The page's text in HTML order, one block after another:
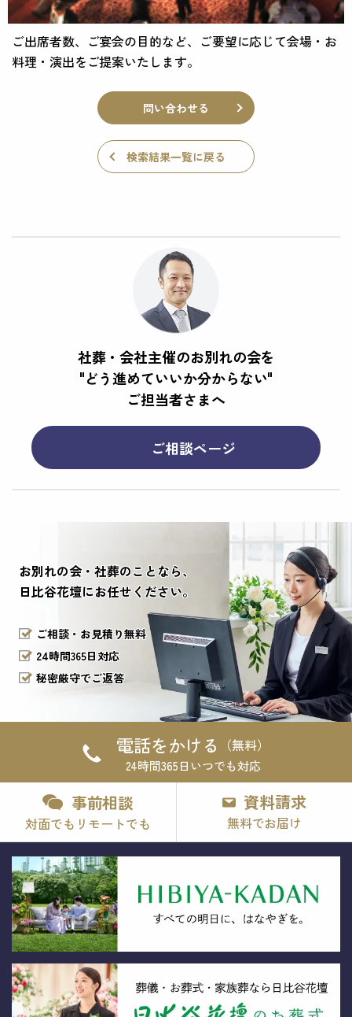
ご出席者数、ご宴会の目的など、ご要望に応じて会場・お
料理・演出をご提案いたします。
検索結果一覧に戻る
問い合わせる
社葬・会社主催のお別れの会を
"どう進めていいか分からない"
ご担当者さまへ
ご相談ページ
お別れの会・社葬のことなら、
日比谷花壇にお任せください。
ご相談・お見積り無料
24時間365日対応
秘密厳守でご返答
電話をかける （無料）
24時間365日いつでも対応
事前相談
対面でもリモートでも
資料請求
無料でお届け